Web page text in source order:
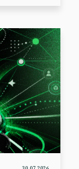
$27,5 mld –
Pojawił
w
swoje